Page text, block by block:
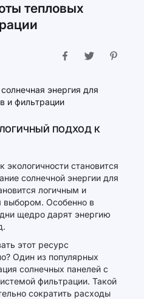
тепловых
ПОДХОД К
становится
солнечной энергии для
логичным и
выбором. Особенно в
щедро дарят энергию
этот ресурс
Один из популярных
солнечных панелей с
фильтрации. Такой
сократить расходы